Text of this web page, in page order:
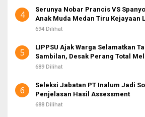
4
Serunya Nobar Prancis VS
Anak Muda Medan Tiru Kejayaan
694 Dilihat
5
LIPPSU Ajak Warga Selamatkan
Sambilan, Desak Perang Total
689 Dilihat
6
Seleksi Jabatan PT Inalum Jadi
Penjelasan Hasil Assessment
688 Dilihat